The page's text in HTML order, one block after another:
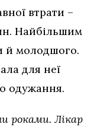
втрати –
Найбільшим
й молодшого.
для неї
одужання.
роками. Лікар